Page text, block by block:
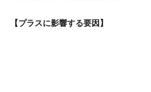
【プラスに影響する要因】